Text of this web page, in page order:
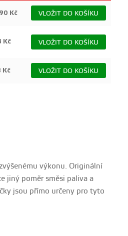
Kč VLOŽIT DO KOŠÍKU
Kč VLOŽIT DO KOŠÍKU
Kč VLOŽIT DO KOŠÍKU
výkonu. Originální
jiný poměr směsi paliva a
jsou přímo určeny pro tyto